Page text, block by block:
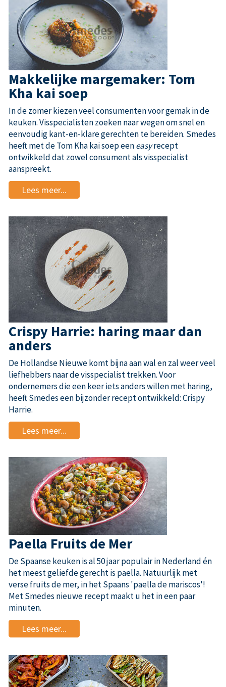
Makkelijke margemaker: Tom
Kha kai soep
In de zomer kiezen veel consumenten voor gemak in de
keuken. Visspecialisten zoeken naar wegen om snel en
eenvoudig kant-en-klare gerechten te bereiden. Smedes
heeft met de Tom Kha kai soep eeneasyrecept
ontwikkeld dat zowel consument als visspecialist
aanspreekt.
Lees meer...
Crispy Harrie: haring maar dan
anders
De Hollandse Nieuwe komt bijna aan wal en zal weer veel
liefhebbers naar de visspecialist trekken. Voor
ondernemers die een keer iets anders willen met haring,
heeft Smedes een bijzonder recept ontwikkeld: Crispy
Harrie.
Lees meer...
Paella Fruits de Mer
De Spaanse keuken is al 50 jaar populair in Nederland én
het meest geliefde gerecht is paella. Natuurlijk met
verse fruits de mer, in het Spaans 'paella de mariscos'!
Met Smedes nieuwe recept maakt u het in een paar
minuten.
Lees meer...